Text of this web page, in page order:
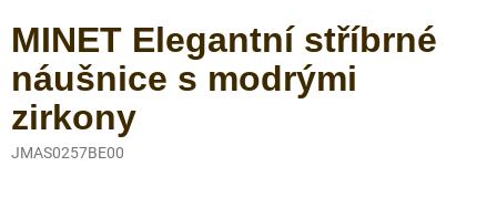
MINET Elegantní stříbrné
náušnice s modrými
zirkony
JMAS0257BE00